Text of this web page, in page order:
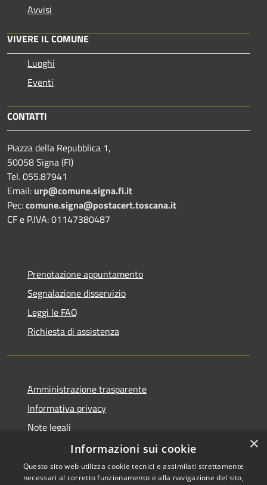
Avvisi
VIVERE IL COMUNE
Luoghi
Eventi
CONTATTI
Piazza della Repubblica 1,
50058 Signa (FI)
Tel. 055.87941
Email: urp@comune.signa.fi.it
Pec:comune.signa@postacert.toscana.it
CF e P.IVA: 01147380487
Prenotazione appuntamento
Segnalazione disservizio
Leggi le FAQ
Richiesta di assistenza
Amministrazione trasparente
Informativa privacy
Note legali
Dichiarazione di accessibilità
×
Informazioni sui cookie
Questo sito web utilizza cookie tecnici e assimilati strettamente
necessari al corretto funzionamento e alla navigazione del sito,